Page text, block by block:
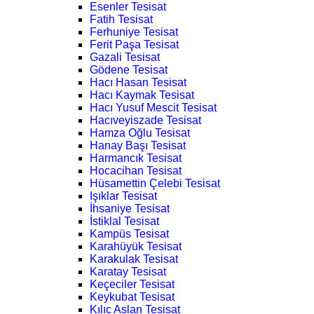
Esenler Tesisat
Fatih Tesisat
Ferhuniye Tesisat
Ferit Paşa Tesisat
Gazali Tesisat
Gödene Tesisat
Hacı Hasan Tesisat
Hacı Kaymak Tesisat
Hacı Yusuf Mescit Tesisat
Hacıveyiszade Tesisat
Hamza Oğlu Tesisat
Hanay Başı Tesisat
Harmancık Tesisat
Hocacihan Tesisat
Hüsamettin Çelebi Tesisat
Işıklar Tesisat
İhsaniye Tesisat
İstiklal Tesisat
Kampüs Tesisat
Karahüyük Tesisat
Karakulak Tesisat
Karatay Tesisat
Keçeciler Tesisat
Keykubat Tesisat
Kılıç Aslan Tesisat